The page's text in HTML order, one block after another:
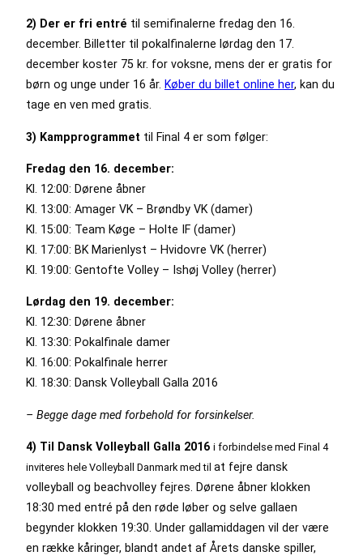
2) Der er fri entré til semifinalerne fredag den 16.
december. Billetter til pokalfinalerne lørdag den 17.
december koster 75 kr. for voksne, mens der er gratis for
børn og unge under 16 år. Køber du billet online her, kan du
tage en ven med gratis.
3) Kampprogrammet til Final 4 er som følger:
Fredag den 16. december:
Kl. 12:00: Dørene åbner
Kl. 13:00: Amager VK – Brøndby VK (damer)
Kl. 15:00: Team Køge – Holte IF (damer)
Kl. 17:00: BK Marienlyst – Hvidovre VK (herrer)
Kl. 19:00: Gentofte Volley – Ishøj Volley (herrer)
Lørdag den 19. december:
Kl. 12:30: Dørene åbner
Kl. 13:30: Pokalfinale damer
Kl. 16:00: Pokalfinale herrer
Kl. 18:30: Dansk Volleyball Galla 2016
– Begge dage med forbehold for forsinkelser.
4) Til Dansk Volleyball Galla 2016 i forbindelse med Final 4
inviteres hele Volleyball Danmark med til at fejre dansk
volleyball og beachvolley fejres. Dørene åbner klokken
18:30 med entré på den røde løber og selve gallaen
begynder klokken 19:30. Under gallamiddagen vil der være
en række kåringer, blandt andet af Årets danske spiller,